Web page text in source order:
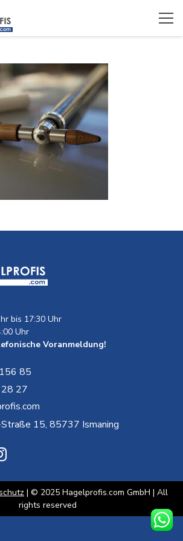
bis 17:30 Uhr
Uhr
Voranmeldung!
85
27
15, 85737 Ismaning
| © 2025 Hagelprofis.com GmbH | All
rights reserved